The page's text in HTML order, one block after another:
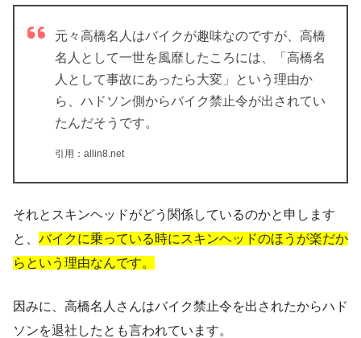
元々高橋名人はバイクが趣味なのですが、高橋
名人として一世を風靡したころには、「高橋名
人として事故にあったら大変」という理由か
ら、ハドソン側からバイク禁止令が出されてい
たんだそうです。
引用：allin8.net
それとスキンヘッドがどう関係しているのかと申します
と、 バイクに乗っている時にスキンヘッドのほうが楽だか
らという理由なんです。
因みに、高橋名人さんはバイク禁止令を出されたからハド
ソンを退社したとも言われています。